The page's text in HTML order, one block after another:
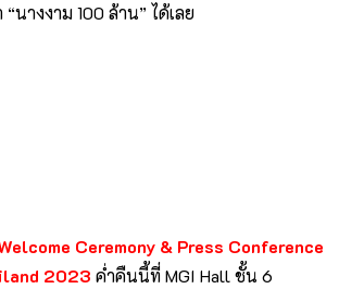
“นางงาม 100 ล้าน” ได้เลย
Ceremony & Press Conference
2023 ค่ำคืนนี้ที่ MGI Hall ชั้น 6